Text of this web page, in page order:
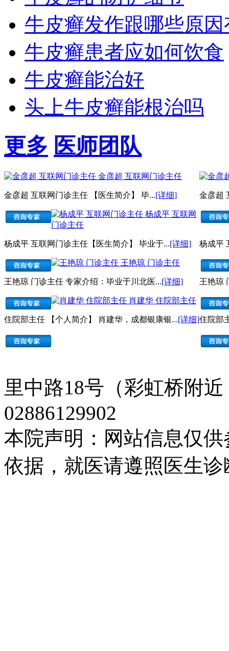
牛皮癣发作跟哪些原因
牛皮癣患者应如何饮食
牛皮癣能治好
头上牛皮癣能根治吗
更多 医师团队
金彦超 互联网门诊主任
金彦超 互联网门诊主任 【医生简介】 毕...[详细]
杨成平 互联网
门诊主任
杨成平 互联网门诊主任【医生简介】 毕业于...[详细]
王艳琼 门诊主任
王艳琼 门诊主任 专家介绍：毕业于川北医...[详细]
肖建华 住院部主任
住院部主任 【个人简介】 肖建华，成都银康银...[详细]
金彦超
杨成平
王艳琼
住院部
里中路18号（彩虹桥附
02886129902
本院声明：网站信息仅
依据，就医请遵照医生诊